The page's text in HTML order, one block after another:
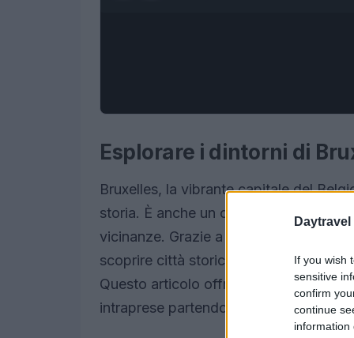
Daytravel
If you wish
sensitive
confirm
continue
information
Esplorare i dintorni di
Bruxelles, la vibrante capitale del
storia. È anche un ottimo punto di
vicinanze. Grazie a una rete
scoprire città storiche, paesaggi
Questo articolo offre una guida alle
intraprese partendo da Bruxelles.